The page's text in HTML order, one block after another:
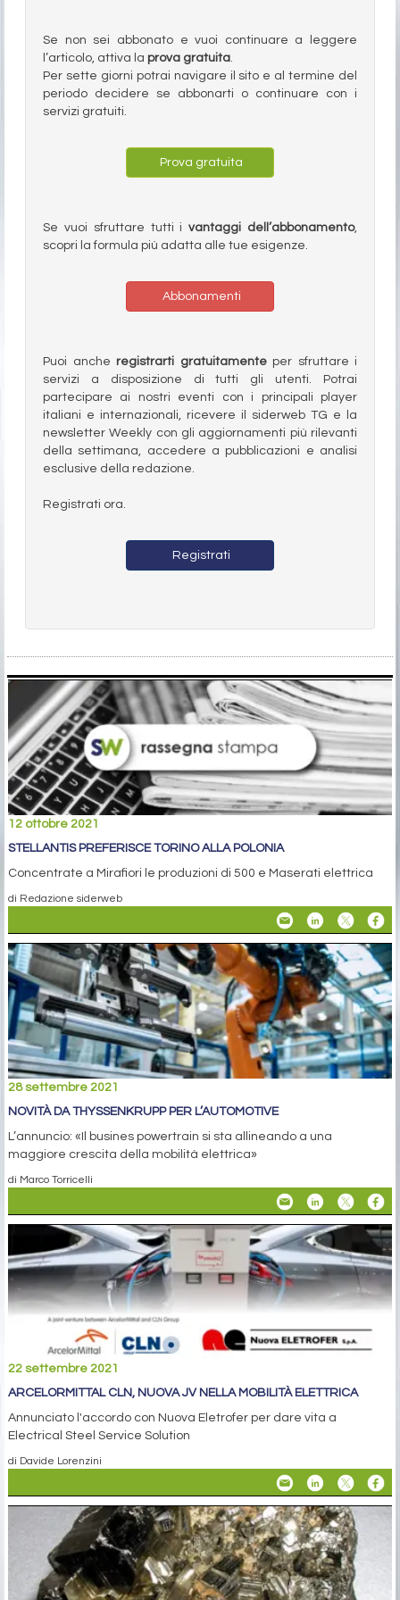
Se non sei abbonato e vuoi continuare a leggere
l’articolo, attiva la prova gratuita.
Per sette giorni potrai navigare il sito e al termine del
periodo decidere se abbonarti o continuare con i
servizi gratuiti.
Prova gratuita
Se vuoi sfruttare tutti ivantaggi dell’abbonamento,
scopri la formula più adatta alle tue esigenze.
Abbonamenti
Puoi anche registrarti gratuitamenteper sfruttare i
servizi a disposizione di tutti gli utenti. Potrai
partecipare ai nostri eventi con i principali player
italiani e internazionali, ricevere il siderweb TG e la
newsletter Weekly con gli aggiornamenti più rilevanti
della settimana, accedere a pubblicazioni e analisi
esclusive della redazione.
Registrati ora.
Registrati
12 ottobre 2021
STELLANTIS PREFERISCE TORINO ALLA POLONIA
Concentrate a Mirafiori le produzioni di 500 e Maserati elettrica
di Redazione siderweb
28 settembre 2021
NOVITÀ DA THYSSENKRUPP PER L’AUTOMOTIVE
L’annuncio: «Il busines powertrain si sta allineando a una
maggiore crescita della mobilità elettrica»
di Marco Torricelli
22 settembre 2021
ARCELORMITTAL CLN, NUOVA JV NELLA MOBILITÀ ELETTRICA
Annunciato l'accordo con Nuova Eletrofer per dare vita a
Electrical Steel Service Solution
di Davide Lorenzini